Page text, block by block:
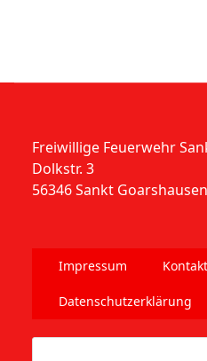
Freiwillige Feuerwehr
Dolkstr. 3
56346 Sankt Goarshausen
Impressum Kontakt
Datenschutzerklärung